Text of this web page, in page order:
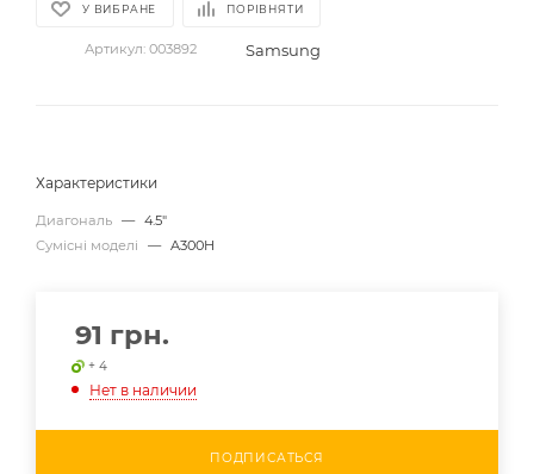
У ВИБРАНЕ ПОРІВНЯТИ
Артикул: 003892 Samsung
Характеристики
Диагональ — 4.5"
Сумісні моделі
— A300H
91 грн.
+ 4
Нет в наличии
ПОДПИСАТЬСЯ